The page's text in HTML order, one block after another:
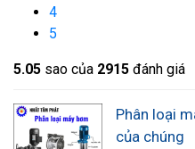
4
5
5.05 sao của 2915 đánh giá
Phân loại
của chúng